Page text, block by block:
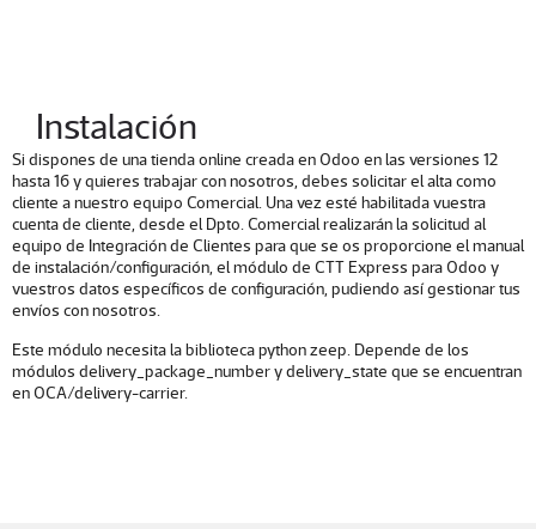
Instalación
Si dispones de una tienda online creada en Odoo en las versiones 12
hasta 16 y quieres trabajar con nosotros, debes solicitar el alta como
cliente a nuestro equipo Comercial. Una vez esté habilitada vuestra
cuenta de cliente, desde el Dpto. Comercial realizarán la solicitud al
equipo de Integración de Clientes para que se os proporcione el manual
de instalación/configuración, el módulo de CTT Express para Odoo y
vuestros datos específicos de configuración, pudiendo así gestionar tus
envíos con nosotros.
Este módulo necesita la biblioteca python zeep. Depende de los
módulos delivery_package_number y delivery_state que se encuentran
en OCA/delivery-carrier.